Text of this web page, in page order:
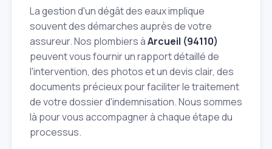
La gestion d'un dégât des eaux implique
souvent des démarches auprès de votre
assureur. Nos plombiers àArcueil (94110)
peuvent vous fournir un rapport détaillé de
l'intervention, des photos et un devis clair, des
documents précieux pour faciliter le traitement
de votre dossier d'indemnisation. Nous sommes
là pour vous accompagner à chaque étape du
processus.